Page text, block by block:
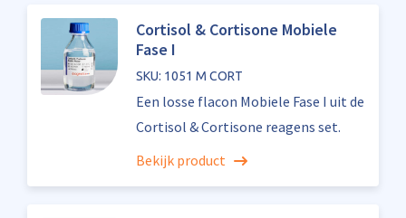
Cortisol & Cortisone Mobiele
Fase I
SKU: 1051 M CORT
Een losse flacon Mobiele Fase I uit de
Cortisol & Cortisone reagens set.
Bekijk product